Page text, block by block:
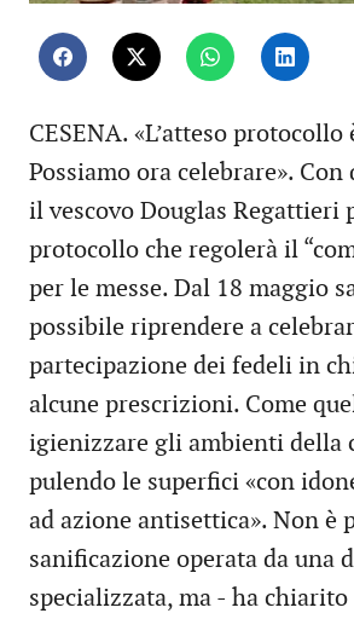
CESENA. «L’atteso
Possiamo ora celebrare». Con
il vescovo Douglas Regattieri
protocollo che regolerà il
per le messe. Dal 18 maggio
possibile riprendere a
partecipazione dei fedeli in
alcune prescrizioni. Come
igienizzare gli ambienti della
pulendo le superfici «con
ad azione antisettica». Non è
sanificazione operata da una
specializzata, ma - ha